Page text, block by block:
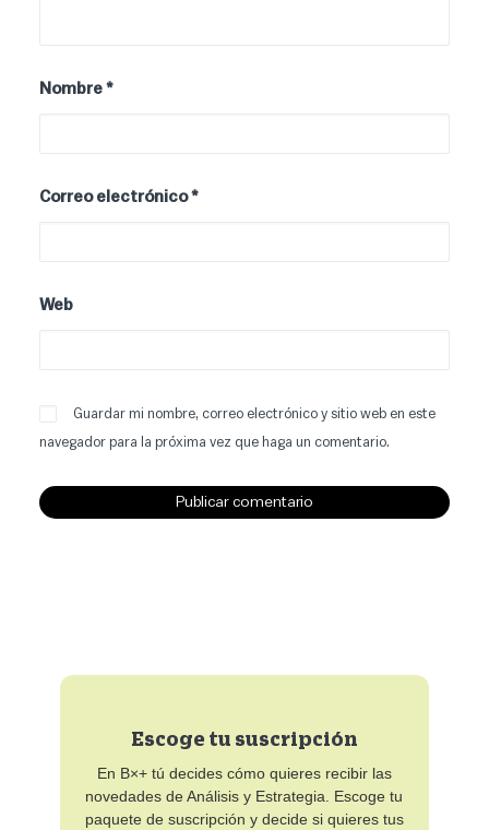
Nombre *
Correo electrónico*
Web
Guardar mi nombre, correo electrónico y sitio web en este
navegador para la próxima vez que haga un comentario.
Escoge tu suscripción
En B×+ tú decides cómo quieres recibir las
novedades de Análisis y Estrategia. Escoge tu
paquete de suscripción y decide si quieres tus